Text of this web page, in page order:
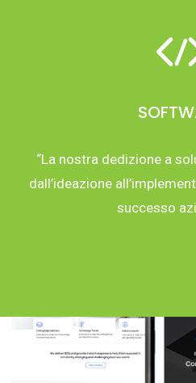
“La nostra dedizione a
dall’ideazione
successo